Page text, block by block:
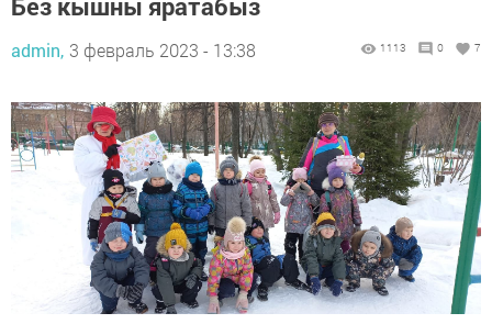
admin, 3 февраль 2023 - 13:38 1113 0 7